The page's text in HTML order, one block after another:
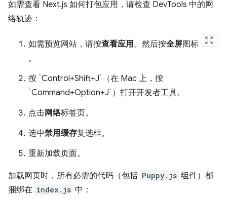
如需查看 Next.js 如何打包应用，请检查 DevTools 中的网
络轨迹：
如需预览网站，请按查看应用。然后按全屏图标
。
按 `Control+Shift+J`（在 Mac 上，按
`Command+Option+J`）打开开发者工具。
点击网络标签页。
选中禁用缓存复选框。
重新加载页面。
加载网页时，所有必需的代码（包括 Puppy.js 组件）都
捆绑在 index.js 中：